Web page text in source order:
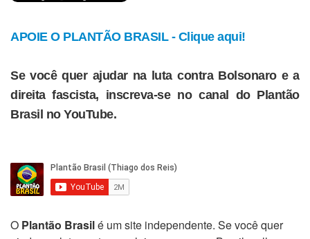
APOIE O PLANTÃO BRASIL - Clique aqui!
Se você quer ajudar na luta contra Bolsonaro e a
direita fascista, inscreva-se no canal do Plantão
Brasil no YouTube.
O Plantão Brasilé um site independente. Se você quer